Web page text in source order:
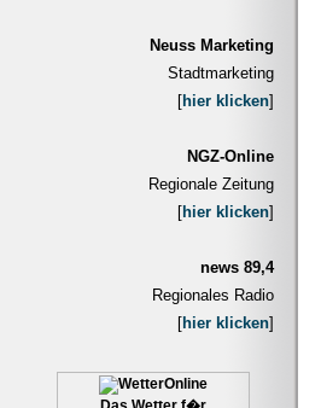
Neuss Marketing
Stadtmarketing
[hier klicken]
NGZ-Online
Regionale Zeitung
[hier klicken]
news 89,4
Regionales Radio
[hier klicken]